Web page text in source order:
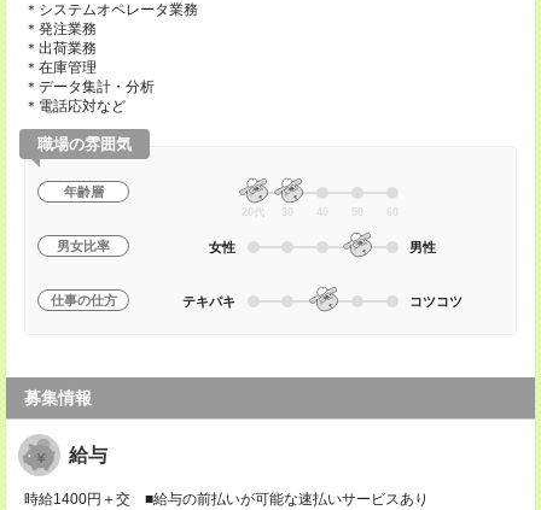
＊システムオペレータ業務
＊発注業務
＊出荷業務
＊在庫管理
＊データ集計・分析
＊電話応対など
職場の雰囲気
年齢層
20代 30 40 50 60
男女比率 女性 男性
仕事の仕方 テキパキ コツコツ
募集情報
給与
時給1400円＋交 ■給与の前払いが可能な速払いサービスあり